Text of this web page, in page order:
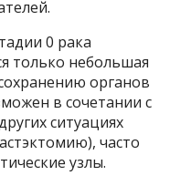
0 рака
только небольшая
органов
в сочетании с
ситуациях
часто
узлы.